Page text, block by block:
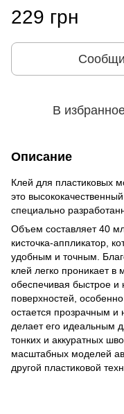
229 грн
В
Описание
Клей для пластиковых
это
специально
Объем составляет 40
кисточка-аппликатор,
удобным и точным.
клей легко проникает
обеспечивая быстрое и
поверхностей,
остается прозрачным и
делает его идеальным
тонких и аккуратных
масштабных моделей
другой пластиковой